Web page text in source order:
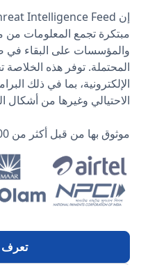
مبتكرة تجمع المعلومات
والمؤسسات على البقاء في
المحتملة. توفر هذه
الإلكترونية، بما في ذلك
الاحتيالي وغيرها من أشكال
موثوق بها من قبل أكثر من 400 مؤسسة رائدة
تعرف